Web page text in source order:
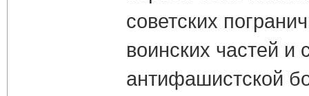
советских
воинских частей
антифашистской